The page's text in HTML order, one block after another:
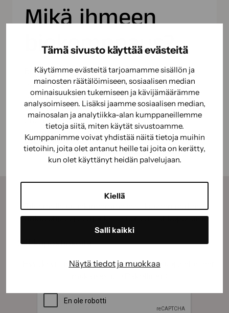
Tämä sivusto käyttää evästeitä
Käytämme evästeitä tarjoamamme sisällön ja
mainosten räätälöimiseen, sosiaalisen median
ominaisuuksien tukemiseen ja kävijämäärämme
analysoimiseen. Lisäksi jaamme sosiaalisen median,
mainosalan ja analytiikka-alan kumppaneillemme
tietoja siitä, miten käytät sivustoamme.
Kumppanimme voivat yhdistää näitä tietoja muihin
tietoihin, joita olet antanut heille tai joita on kerätty,
kun olet käyttänyt heidän palvelujaan.
Kiellä
Salli kaikki
Näytä tiedot ja muokkaa
Mikä ihmeen
biokomppaus?
Biokomppaus on yllättävän helppo ja tehokas
tapa käsitellä erilaisia pintoja. BioComb-
tuotteilla pääset eroon esimerkiksi katon
sammalkasvustosta, ulkoseinien homepilkuista,
graffititöhryistä tai vanhoista tapeteista.
LUE LISÄÄMIKÄ
IHMEEN
BIOKOMPPAUS?
vinkit, ohjeet ja tarjoukset suoraan sähköpostiisi.
(Pakollinen)
Hyväksyn tietojeni käyttämisentietosuojaselosteen